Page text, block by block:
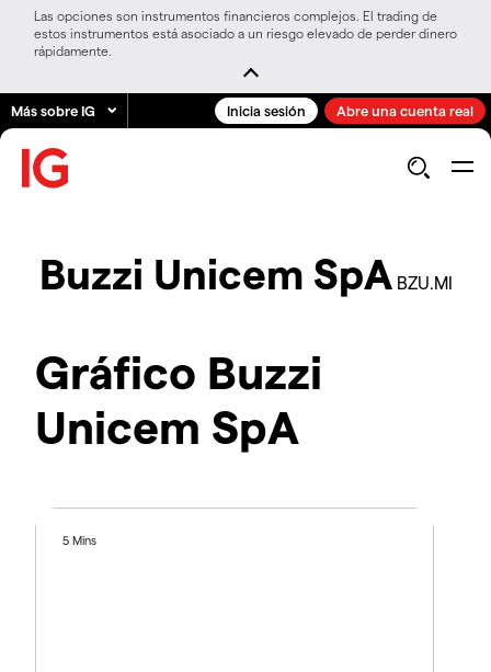
Las opciones son instrumentos financieros complejos. El trading de
estos instrumentos está asociado a un riesgo elevado de perder dinero
rápidamente.
Más sobre IG Inicia sesión Abre una cuenta real
Buzzi Unicem SpA BZU.MI
Gráfico Buzzi
Unicem SpA
5 Mins